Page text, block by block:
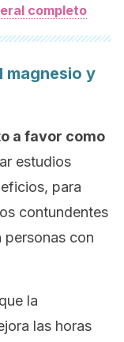
completo
magnesio y
a favor como
estudios
para
contundentes
personas con
la
las horas